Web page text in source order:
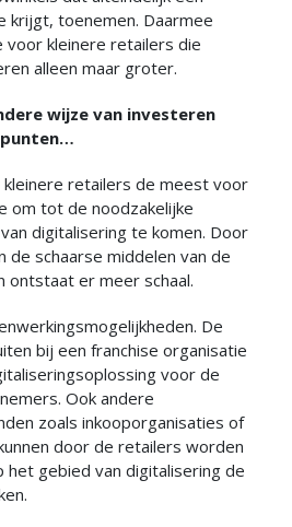
krijgt, toenemen. Daarmee
kleinere retailers die
alleen maar groter.
wijze van investeren
kleinere retailers de meest voor
om tot de noodzakelijke
digitalisering te komen. Door
de schaarse middelen van de
ontstaat er meer schaal.
De
bij een franchise organisatie
voor de
Ook andere
zoals inkooporganisaties of
door de retailers worden
het gebied van digitalisering de